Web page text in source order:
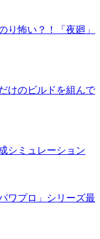
り怖い？！「夜廻」
けのビルドを組んで
シミュレーション
ワプロ」シリーズ最